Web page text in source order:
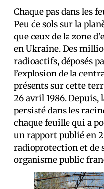
Chaque pas dans les
Peu de sols sur la
que ceux de la zone
en Ukraine. Des
radioactifs, déposés
l’explosion de la
présents sur cette
26 avril 1986.
persisté dans les
chaque feuille qui a
un rapportpublié en
radioprotection et de
organisme public